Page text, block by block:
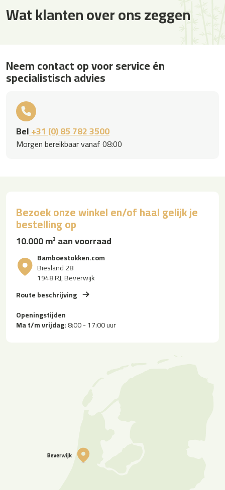
Wat klanten over ons zeggen
Neem contact op voor service én
specialistisch advies
Bel+31 (0) 85 782 3500
Morgen bereikbaar vanaf 08:00
Bezoek onze winkel en/of haal gelijk je
bestelling op
10.000 m² aan voorraad
Bamboestokken.com
Biesland 28
1948 RJ, Beverwijk
Route beschrijving
Openingstijden
Ma t/m vrijdag:8:00 - 17:00 uur